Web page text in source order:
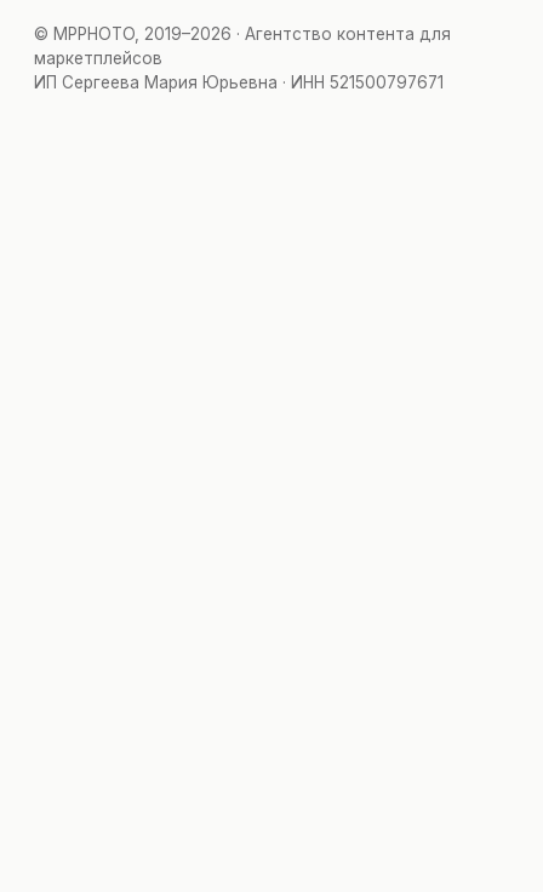
© MPPHOTO, 2019–2026 · Агентство контента для
маркетплейсов
ИП Сергеева Мария Юрьевна · ИНН 521500797671